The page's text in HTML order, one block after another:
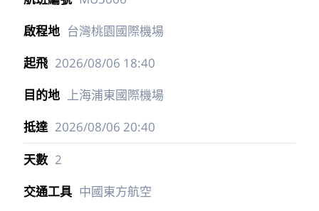
台灣桃園國際機場
2026/08/06 18:40
上海浦東國際機場
2026/08/06 20:40
2
中國東方航空